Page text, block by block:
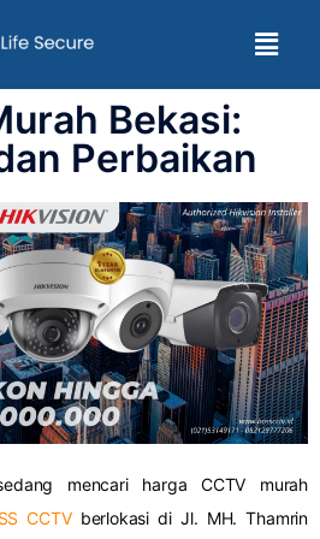
Bekasi:
Perbaikan
mencari harga CCTV murah
CCTVberlokasi di Jl. MH. Thamrin